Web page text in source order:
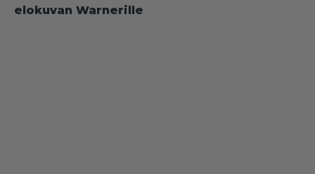
elokuvan Warnerille